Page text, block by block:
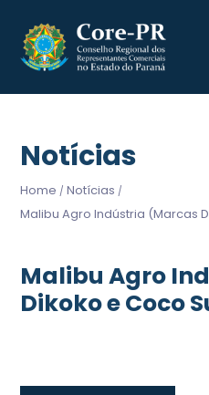
Notícias
Home / Notícias /
Malibu Agro Indústria (Marcas
Malibu Agro
Dikoko e Coco